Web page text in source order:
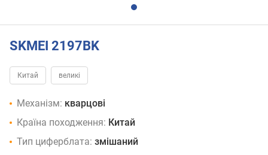
SKMEI 2197BK
Китай великі
Механізм: кварцові
Країна походження: Китай
Тип циферблата: змішаний